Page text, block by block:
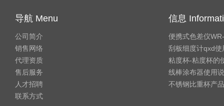
导航 Menu
公司简介
销售网络
代理资质
售后服务
人才招聘
联系方式
信息
便携式色差仪
刮板细度计qxd使
粘度杯-粘度杯的
线棒涂布器使用
不锈钢比重杯产